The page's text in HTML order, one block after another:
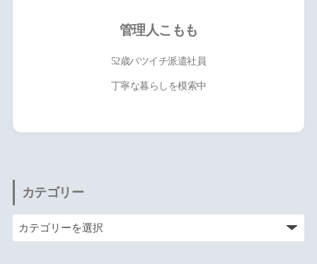
管理人こもも
52歳バツイチ派遣社員
丁寧な暮らしを模索中
カテゴリー